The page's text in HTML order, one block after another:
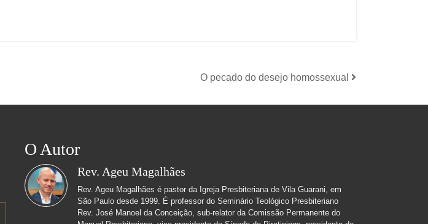
O pecado do desejo homossexual
O Autor
Rev. Ageu Magalhães
Rev. Ageu Magalhães é pastor da Igreja Presbiteriana de Vila Guarani, em
São Paulo desde 1999. É professor do Seminário Teológico Presbiteriano
Rev. José Manoel da Conceição, sub-relator da Comissão Permanente do